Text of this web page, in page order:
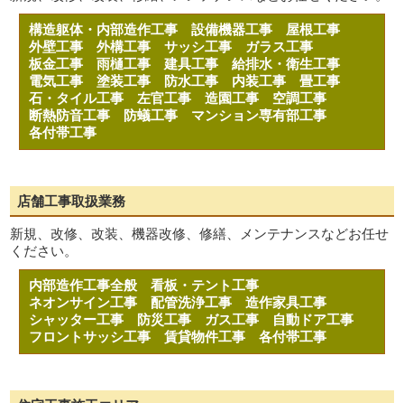
構造躯体・内部造作工事設備機器工事 屋根工事
外壁工事外構工事サッシ工事 ガラス工事
板金工事雨樋工事建具工事給排水・衛生工事
電気工事塗装工事 防水工事 内装工事畳工事
石・タイル工事左官工事造園工事 空調工事
断熱防音工事
防蟻工事 マンション専有部工事
各付帯工事
店舗工事取扱業務
新規、改修、改装、機器改修、修繕、メンテナンスなどお任せ
ください。
内部造作工事全般看板・テント工事
ネオンサイン工事配管洗浄工事造作家具工事
シャッター工事
防災工事 ガス工事
自動ドア工事
フロントサッシ工事賃貸物件工事各付帯工事